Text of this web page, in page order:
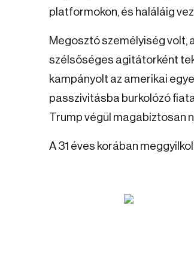
platformokon, és haláláig
Megosztó személyiség volt,
szélsőséges agitátorként
kampányolt az amerikai
passzivitásba burkolózó
Trump végül magabiztosan
A 31 éves korában